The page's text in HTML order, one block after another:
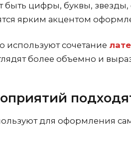
быть цифры, буквы,
ярким акцентом
используют сочетание
более объемно и
для оформления